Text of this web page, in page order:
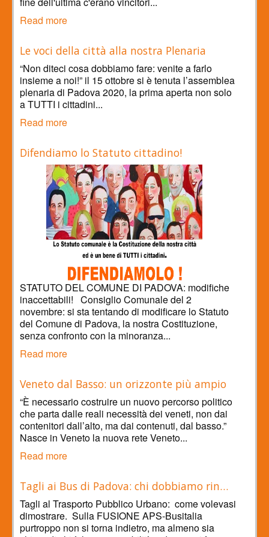
Read more
Le voci della città alla nostra Plenaria
“Non diteci cosa dobbiamo fare: venite a farlo
insieme a noi!” il 15 ottobre si è tenuta l’assemblea
plenaria di Padova 2020, la prima aperta non solo
a TUTTI i cittadini...
Read more
Difendiamo lo Statuto cittadino!
STATUTO DEL COMUNE DI PADOVA: modifiche
inaccettabili! Consiglio Comunale del 2
novembre: si sta tentando di modificare lo Statuto
del Comune di Padova, la nostra Costituzione,
senza confronto con la minoranza...
Read more
Veneto dal Basso: un orizzonte più ampio
“È necessario costruire un nuovo percorso politico
che parta dalle reali necessità dei veneti, non dai
contenitori dall’alto, ma dai contenuti, dal basso.”
Nasce in Veneto la nuova rete Veneto...
Read more
Tagli ai Bus di Padova: chi dobbiamo rin…
Tagli al Trasporto Pubblico Urbano: come volevasi
dimostrare. Sulla FUSIONE APS-Busitalia
purtroppo non si torna indietro, ma almeno sia